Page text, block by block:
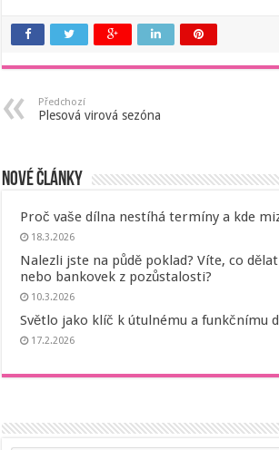
Předchozí
Plesová virová sezóna
Nové články
Proč vaše dílna nestíhá termíny a kde
18.3.2026
Nalezli jste na půdě poklad? Víte, co
nebo bankovek z pozůstalosti?
10.3.2026
Světlo jako klíč k útulnému a funkčnímu
17.2.2026